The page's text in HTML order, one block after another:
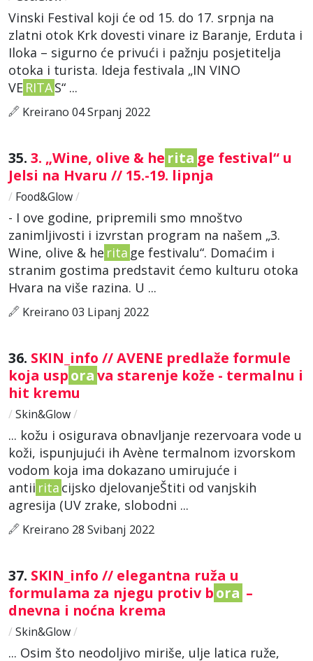
Vinski Festival koji će od 15. do 17. srpnja na
zlatni otok Krk dovesti vinare iz Baranje, Erduta i
Iloka – sigurno će privući i pažnju posjetitelja
otoka i turista. Ideja festivala „IN VINO
VE RITAS“ ...
Kreirano 04 Srpanj 2022
35. 3. „Wine, olive & he rita ge festival“ u
Jelsi na Hvaru // 15.-19. lipnja
/ Food&Glow/
- I ove godine, pripremili smo mnoštvo
zanimljivosti i izvrstan program na našem „3.
Wine, olive & he rita ge festivalu“. Domaćim i
stranim gostima predstavit ćemo kulturu otoka
Hvara na više razina. U ...
Kreirano 03 Lipanj 2022
36. SKIN_info // AVENE predlaže formule
koja usporava starenje kože - termalnu i
hit kremu
/ Skin&Glow/
... kožu i osigurava obnavljanje rezervoara vode u
koži, ispunjujući ih Avène termalnom izvorskom
vodom koja ima dokazano umirujuće i
antii rita cijsko djelovanjeŠtiti od vanjskih
agresija (UV zrake, slobodni ...
Kreirano 28 Svibanj 2022
37. SKIN_info // elegantna ruža u
formulama za njegu protiv bora –
dnevna i noćna krema
/ Skin&Glow/
... Osim što neodoljivo miriše, ulje latica ruže,